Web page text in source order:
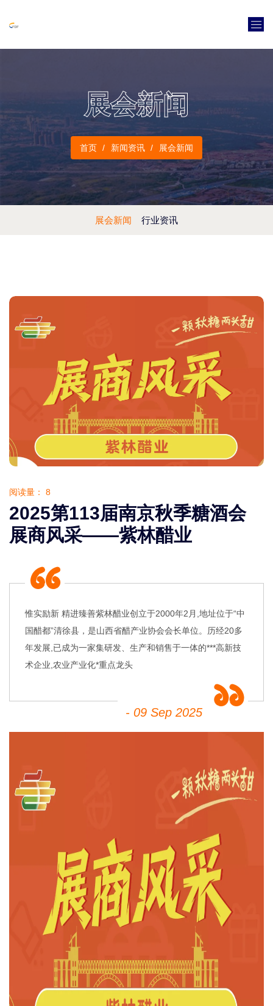
展会新闻
首页 新闻资讯 展会新闻
展会新闻 行业资讯
阅读量： 8
2025第113届南京秋季糖酒会
展商风采——紫林醋业
惟实励新 精进臻善紫林醋业创立于2000年2月,地址位于“中
国醋都”清徐县，是山西省醋产业协会会长单位。历经20多
年发展,已成为一家集研发、生产和销售于一体的***高新技
术企业,农业产业化*重点龙头
- 09 Sep 2025